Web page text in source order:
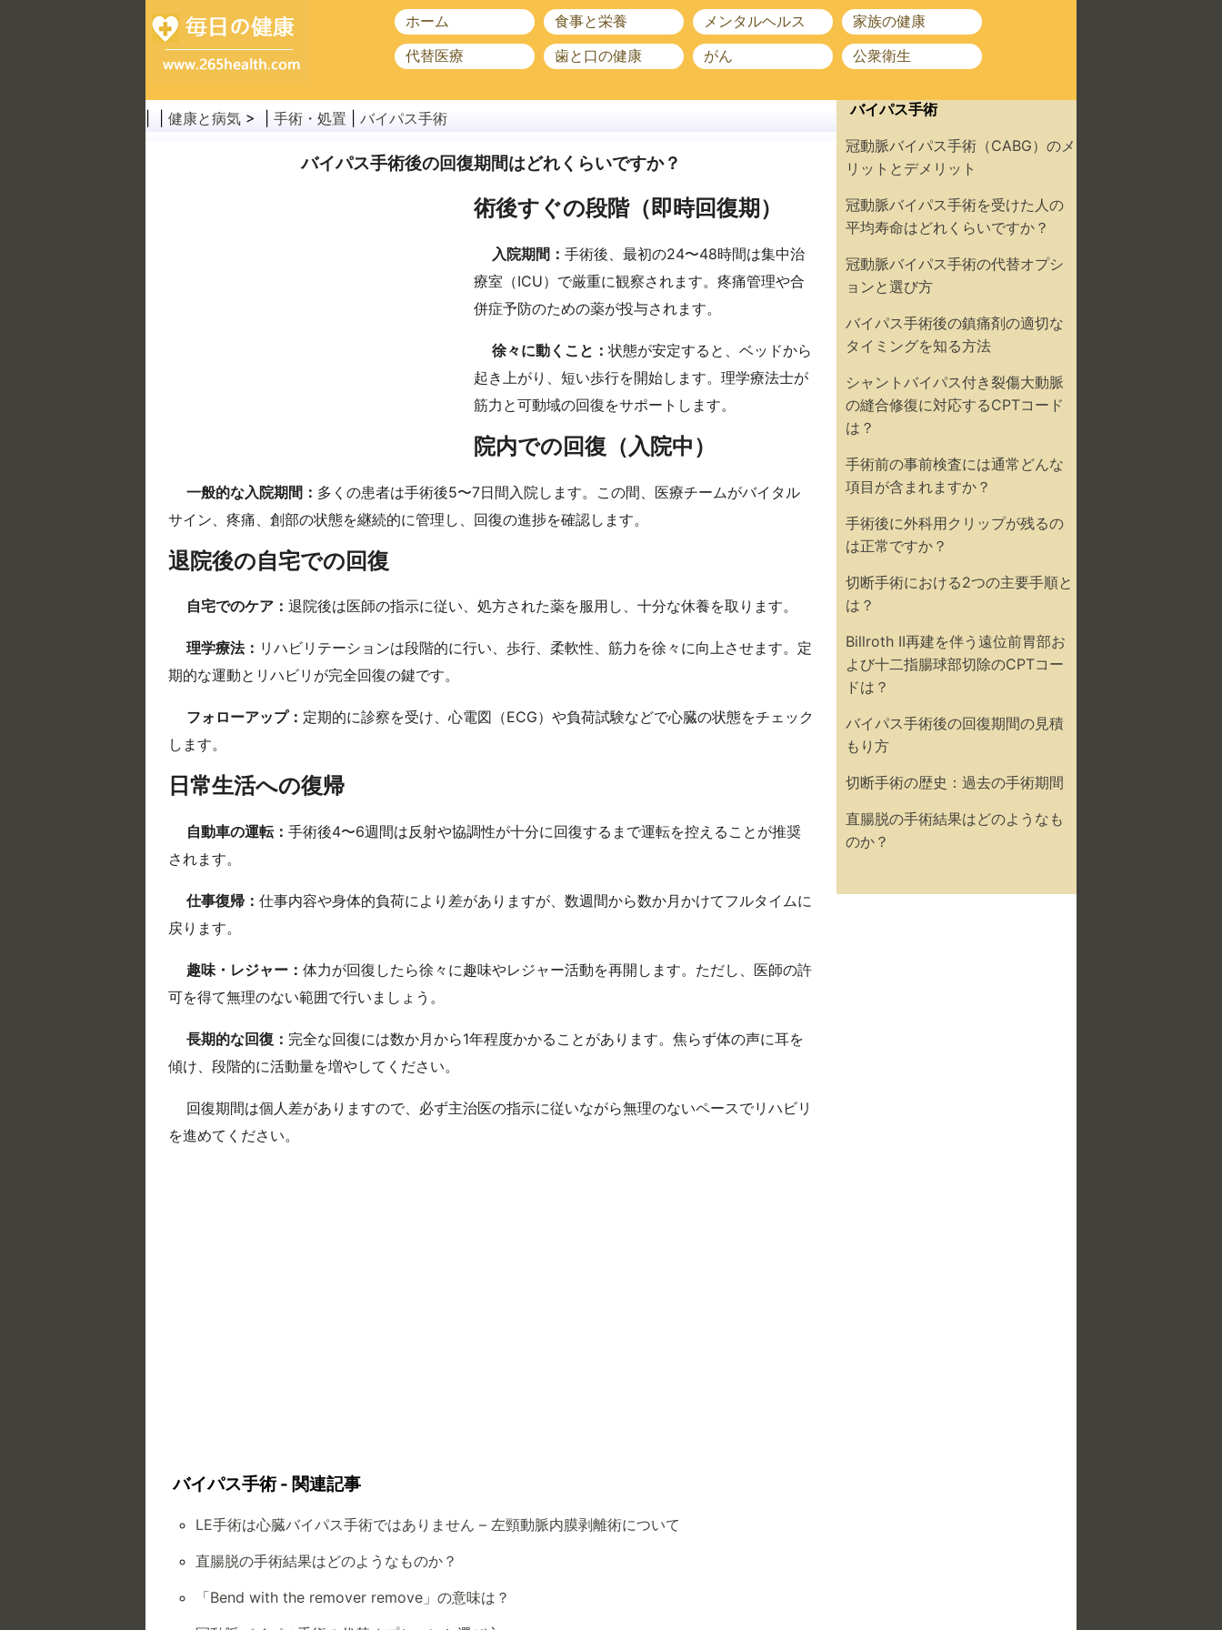
ホーム 食事と栄養 メンタルヘルス
家族の健康
代替医療
歯と口の健康 がん 公衆衛生
健康と病気 > | 手術・処置 バイパス手術
バイパス手術後の回復期間はどれくらいですか？
術後すぐの段階（即時回復期）
入院期間： 手術後、最初の24〜48時間は集中治
療室（ICU）で厳重に観察されます。疼痛管理や合
併症予防のための薬が投与されます。
徐々に動くこと： 状態が安定すると、ベッドから
起き上がり、短い歩行を開始します。理学療法士が
筋力と可動域の回復をサポートします。
院内での回復（入院中）
一般的な入院期間： 多くの患者は手術後5〜7日間入院します。この間、医療チームがバイタル
サイン、疼痛、創部の状態を継続的に管理し、回復の進捗を確認します。
退院後の自宅での回復
自宅でのケア： 退院後は医師の指示に従い、処方された薬を服用し、十分な休養を取ります。
理学療法： リハビリテーションは段階的に行い、歩行、柔軟性、筋力を徐々に向上させます。定
期的な運動とリハビリが完全回復の鍵です。
フォローアップ： 定期的に診察を受け、心電図（ECG）や負荷試験などで心臓の状態をチェック
します。
日常生活への復帰
自動車の運転： 手術後4〜6週間は反射や協調性が十分に回復するまで運転を控えることが推奨
されます。
仕事復帰： 仕事内容や身体的負荷により差がありますが、数週間から数か月かけてフルタイムに
戻ります。
趣味・レジャー： 体力が回復したら徐々に趣味やレジャー活動を再開します。ただし、医師の許
可を得て無理のない範囲で行いましょう。
長期的な回復： 完全な回復には数か月から1年程度かかることがあります。焦らず体の声に耳を
傾け、段階的に活動量を増やしてください。
回復期間は個人差がありますので、必ず主治医の指示に従いながら無理のないペースでリハビリ
を進めてください。
バイパス手術 - 関連記事
LE手術は心臓バイパス手術ではありません – 左頸動脈内膜剥離術について
直腸脱の手術結果はどのようなものか？
「Bend with the remover remove」の意味は？
バイパス手術
冠動脈バイパス手術（CABG）のメ
リットとデメリット
冠動脈バイパス手術を受けた人の
平均寿命はどれくらいですか？
冠動脈バイパス手術の代替オプシ
ョンと選び方
バイパス手術後の鎮痛剤の適切な
タイミングを知る方法
シャントバイパス付き裂傷大動脈
の縫合修復に対応するCPTコード
は？
手術前の事前検査には通常どんな
項目が含まれますか？
手術後に外科用クリップが残るの
は正常ですか？
切断手術における2つの主要手順と
は？
Billroth II再建を伴う遠位前胃部お
よび十二指腸球部切除のCPTコー
ドは？
バイパス手術後の回復期間の見積
もり方
切断手術の歴史：過去の手術期間
直腸脱の手術結果はどのようなも
のか？